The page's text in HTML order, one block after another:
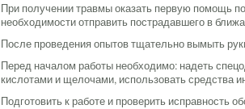
При получении травмы оказать первую помощь
необходимости отправить пострадавшего в
После проведения опытов тщательно вымыть
Перед началом работы необходимо: надеть
кислотами и щелочами, использовать средства
Подготовить к работе и проверить исправность